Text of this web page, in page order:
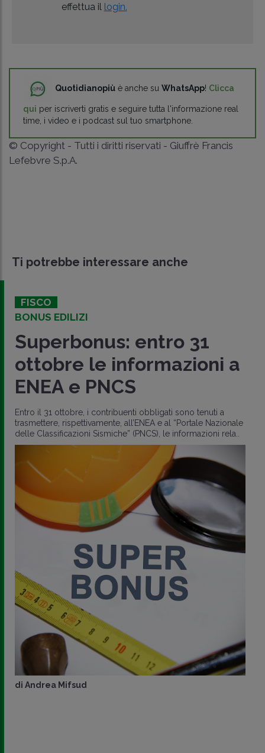
effettua il login.
Quotidianopiù è anche su WhatsApp! Clicca
qui per iscriverti gratis e seguire tutta l'informazione real
time, i video e i podcast sul tuo smartphone.
© Copyright - Tutti i diritti riservati - Giuffrè Francis
Lefebvre S.p.A.
Ti potrebbe interessare anche
FISCO
BONUS EDILIZI
Superbonus: entro 31
ottobre le informazioni a
ENEA e PNCS
Entro il 31 ottobre, i contribuenti obbligati sono tenuti a
trasmettere, rispettivamente, all’ENEA e al “Portale Nazionale
delle Classificazioni Sismiche” (PNCS), le informazioni rela..
di Andrea Mifsud